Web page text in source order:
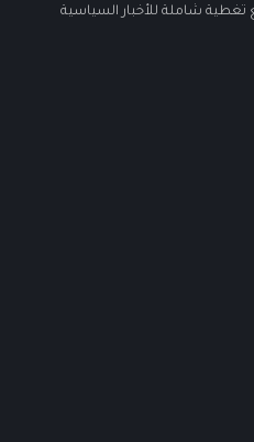
تغطية شاملة للأخبار السياسية